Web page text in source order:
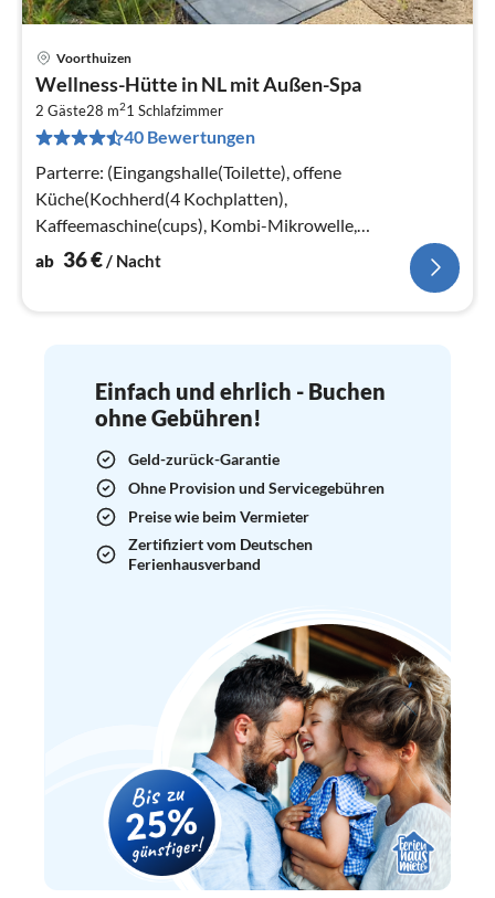
Voorthuizen
Wellness-Hütte in NL mit Außen-Spa
2 Gäste28 m21 Schlafzimmer
40 Bewertungen
Parterre: (Eingangshalle(Toilette), offene
Küche(Kochherd(4 Kochplatten),
Kaffeemaschine(cups), Kombi-Mikrowelle,
Spülmaschine, Kühlschrank)
ab 36€/ Nacht
Einfach und ehrlich - Buchen
ohne Gebühren!
Geld-zurück-Garantie
Ohne Provision und Servicegebühren
Preise wie beim Vermieter
Zertifiziert vom Deutschen
Ferienhausverband